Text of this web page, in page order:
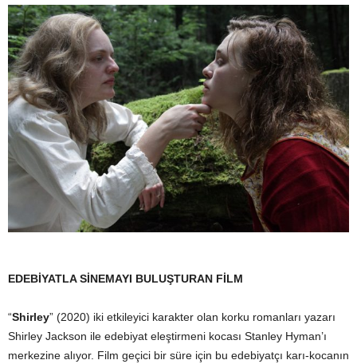
EDEBİYATLA SİNEMAYI BULUŞTURAN FİLM
“Shirley” (2020) iki etkileyici karakter olan korku romanları yazarı
Shirley Jackson ile edebiyat eleştirmeni kocası Stanley Hyman’ı
merkezine alıyor. Film geçici bir süre için bu edebiyatçı karı-kocanın